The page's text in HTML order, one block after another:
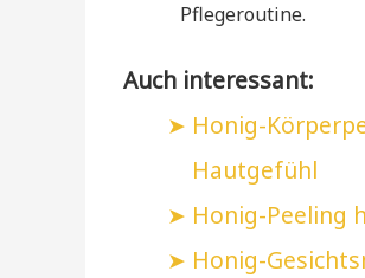
Pflegeroutine.
Auch interessant:
Honig-
Hautgefühl
Honig-Peeling
Honig-